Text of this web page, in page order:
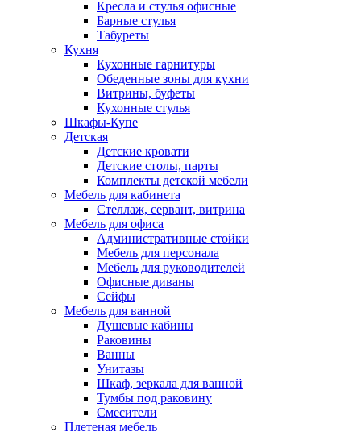
Кресла и стулья офисные
Барные стулья
Табуреты
Кухня
Кухонные гарнитуры
Обеденные зоны для кухни
Витрины, буфеты
Кухонные стулья
Шкафы-Купе
Детская
Детские кровати
Детские столы, парты
Комплекты детской мебели
Мебель для кабинета
Стеллаж, сервант, витрина
Мебель для офиса
Административные стойки
Мебель для персонала
Мебель для руководителей
Офисные диваны
Сейфы
Мебель для ванной
Душевые кабины
Раковины
Ванны
Унитазы
Шкаф, зеркала для ванной
Тумбы под раковину
Смесители
Плетеная мебель